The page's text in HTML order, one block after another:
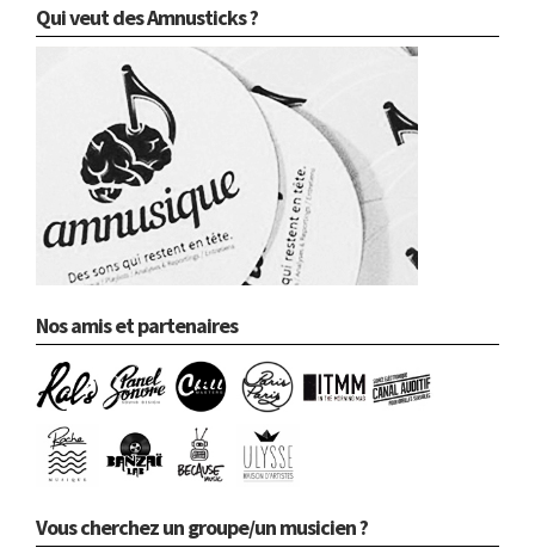
Qui veut des Amnusticks ?
Nos amis et partenaires
Vous cherchez un groupe/un musicien ?